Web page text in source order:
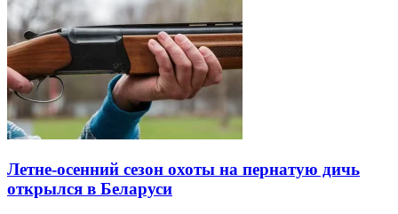
Летне-осенний сезон охоты на пернатую дичь
открылся в Беларуси